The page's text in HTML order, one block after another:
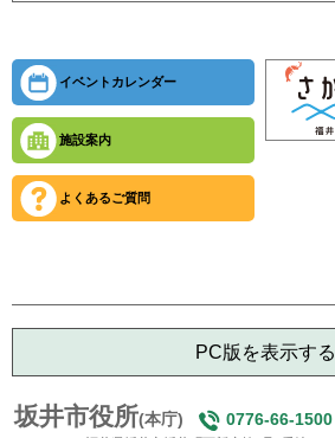
イベントカレンダー
施設案内
よくあるご質問
PC版を表示する
坂井市役所(本庁) 0776-66-1500